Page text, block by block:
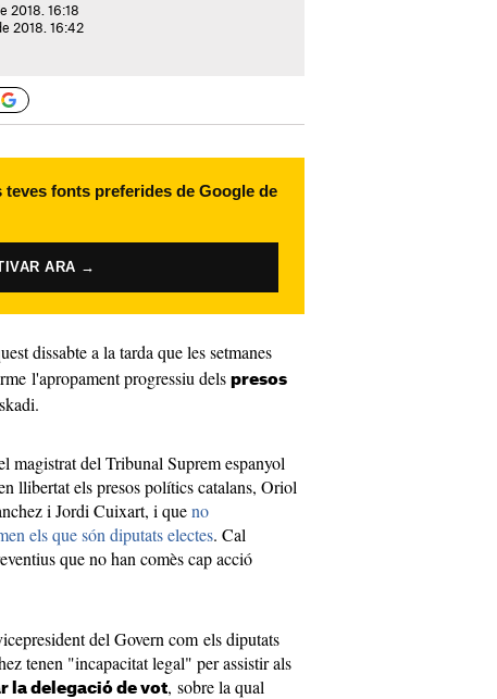
2018. 16:18
2018. 16:42
fonts preferides de Google de
ARA →
dissabte a la tarda que les setmanes
l'apropament progressiu dels presos
magistrat del Tribunal Suprem espanyol
llibertat els presos polítics catalans, Oriol
i Jordi Cuixart, i queno
els que són diputats electes. Cal
que no han comès cap acció
del Govern com els diputats
tenen "incapacitat legal" per assistir als
la delegació de vot, sobre la qual